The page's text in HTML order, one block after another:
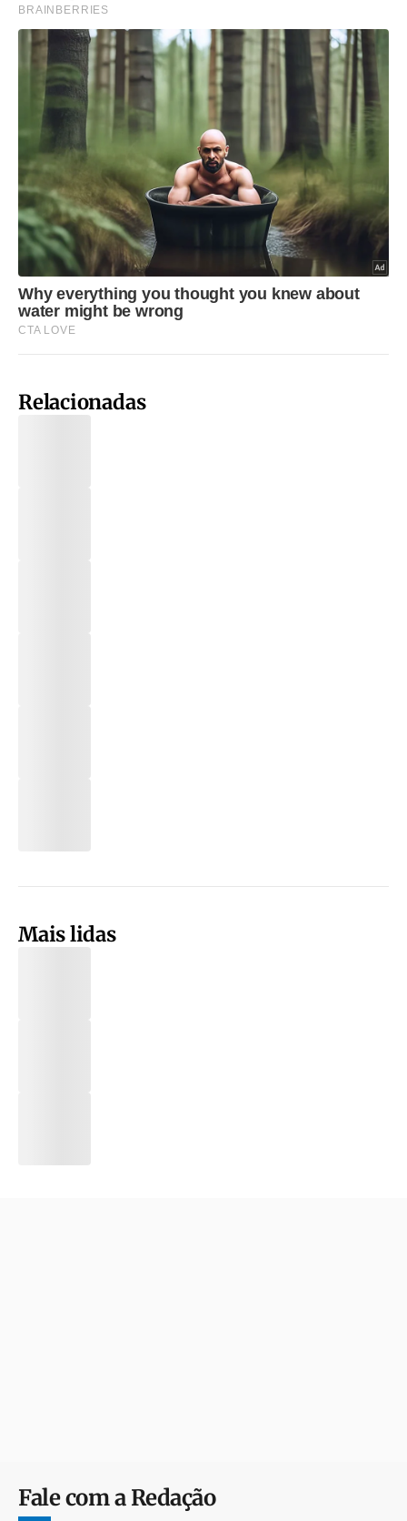
Relacionadas
Mais lidas
Fale com a Redação